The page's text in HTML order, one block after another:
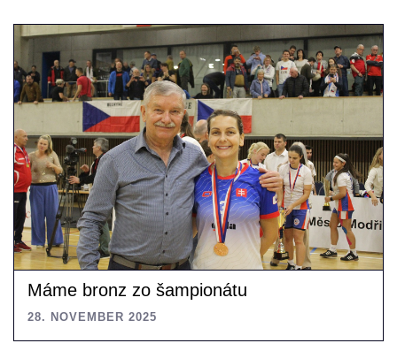
Máme bronz zo šampionátu
28. NOVEMBER 2025